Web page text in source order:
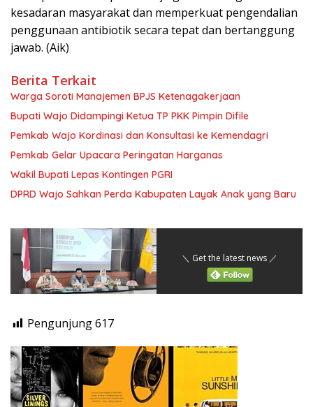
kesadaran masyarakat dan memperkuat pengendalian
penggunaan antibiotik secara tepat dan bertanggung
jawab. (Aik)
Berita Terkait
Warga Soroti Manajemen BPJS Ketenagakerjaan
Bupati Wajo Didampingi Ketua TP PKK Pimpin Difile
Pemkab Wajo Kordinasi dan Konsultasi ke Kemendagri
Pemkab Gelar Upacara Peringatan Harganas
Wakil Bupati Lepas Kontingen PGRI
DPRD Wajo Sahkan Perda Kabupaten Layak Anak yang Baru
＼ Get the latest news ／
Pengunjung617